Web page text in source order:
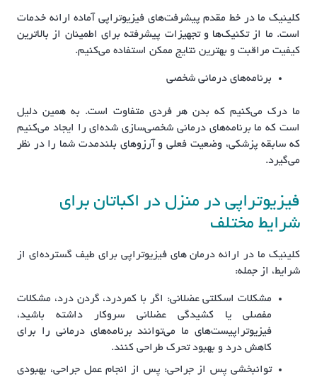
کلینیک ما در خط مقدم پیشرفت‌های فیزیوتراپی آماده ارائه خدمات
است. ما از تکنیک‌ها و تجهیزات پیشرفته برای اطمینان از بالاترین
کیفیت مراقبت و بهترین نتایج ممکن استفاده می‌کنیم.
برنامه‌های درمانی شخصی
ما درک می‌کنیم که بدن هر فردی متفاوت است. به همین دلیل
است که ما برنامه‌های درمانی شخصی‌سازی شده‌ای را ایجاد می‌کنیم
که سابقه پزشکی، وضعیت فعلی و آرزوهای بلندمدت شما را در نظر
می‌گیرد.
فیزیوتراپی در منزل در اکباتان برای
شرایط مختلف
کلینیک ما در ارائه درمان های فیزیوتراپی برای طیف گسترده‌ای از
شرایط، از جمله:
مشکلات اسکلتی عضلانی: اگر با کمردرد، گردن درد، مشکلات
مفصلی یا کشیدگی عضلانی سروکار داشته باشید،
فیزیوتراپیست‌های ما می‌توانند برنامه‌های درمانی را برای
کاهش درد و بهبود تحرک طراحی کنند.
توانبخشی پس از جراحی: پس از انجام عمل جراحی، بهبودی